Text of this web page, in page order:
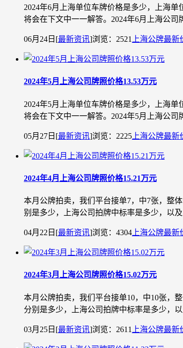
2024年6月上海单位车牌价格是多少，上海
将会在下文中一一解答。2024年6月上海公司
06月24日 [最新资讯]浏览：2521 上海公牌最新
2024年5月上海公司牌照价格13.53万元
2024年5月上海单位车牌价格是多少，上海
将会在下文中一一解答。2024年5月上海公司
05月27日 [最新资讯]浏览：2225 上海公牌最新
2024年4月上海公司牌照价格15.21万元
本月公牌拍卖，我们平台接单7，中7张，整
别是多少，上海公司拍牌中标率是多少，以
04月22日 [最新资讯]浏览：4304 上海公牌最新
2024年3月上海公司牌照价格15.02万元
本月公牌拍卖，我们平台接单10，中10张，
分别是多少，上海公司拍牌中标率是多少，
03月25日 [最新资讯]浏览：2611 上海公牌最新